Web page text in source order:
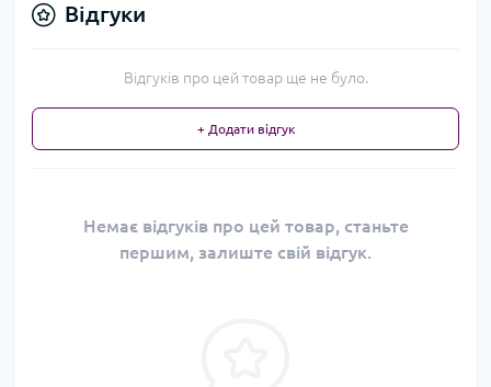
Відгуки
Відгуків про цей товар ще не було.
+ Додати відгук
Немає відгуків про цей товар, станьте
першим, залиште свій відгук.